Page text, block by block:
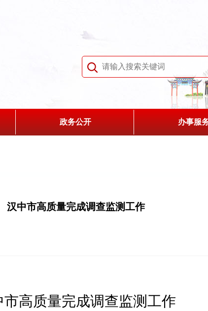
政务公开 办事服
汉中市高质量完成调查监测工作
市高质量完成调查监测工作